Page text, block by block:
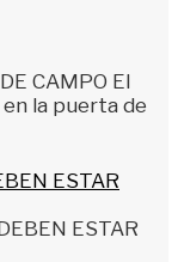
CAMPO El
la puerta de
ESTAR